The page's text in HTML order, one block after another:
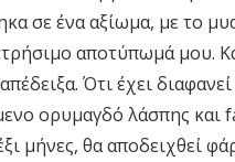
σε ένα αξίωμα, με το
αποτύπωμά μου.
Ότι έχει
ορυμαγδό λάσπης και
μήνες, θα αποδειχθεί